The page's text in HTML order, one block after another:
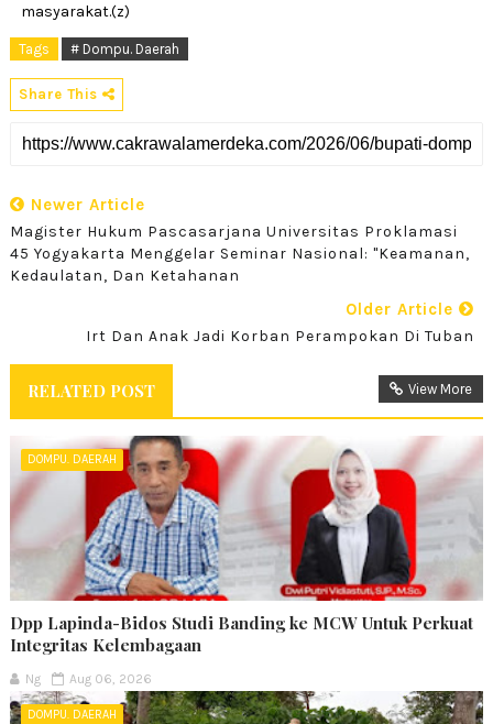
masyarakat.(z)
Tags # Dompu. Daerah
Share This
Newer Article
Magister Hukum Pascasarjana Universitas Proklamasi
45 Yogyakarta Menggelar Seminar Nasional: "Keamanan,
Kedaulatan, Dan Ketahanan
Older Article
Irt Dan Anak Jadi Korban Perampokan Di Tuban
RELATED POST View More
DOMPU. DAERAH
Dpp Lapinda-Bidos Studi Banding ke MCW Untuk Perkuat
Integritas Kelembagaan
Ng Aug 06, 2026
DOMPU. DAERAH